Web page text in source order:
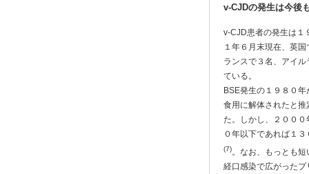
v-CJDの発生は今後
v-CJD患者の発生は１
１年６月末現在、英
ランスで３名、アイ
ている。
BSE発生の１９８０
食用に解体されたと
た。しかし、２００
０年以下であれば１
(7)。なお、もっとも
経口感染で広がった